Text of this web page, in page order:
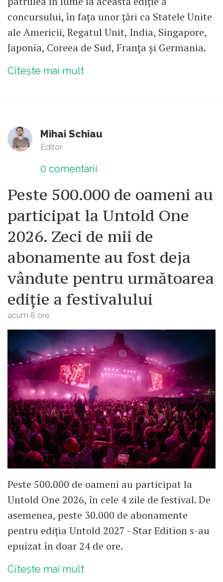
concursului, în fața unor țări ca Statele Unite
ale Americii, Regatul Unit, India, Singapore,
Japonia, Coreea de Sud, Franța și Germania.
Citește mai mult
Mihai Schiau
Editor
0 comentarii
Peste 500.000 de oameni au
participat la Untold One
2026. Zeci de mii de
abonamente au fost deja
vândute pentru următoarea
ediție a festivalului
acum 8 ore
Peste 500.000 de oameni au participat la
Untold One 2026, în cele 4 zile de festival. De
asemenea, peste 30.000 de abonamente
pentru ediția Untold 2027 - Star Edition s-au
epuizat în doar 24 de ore.
Citește mai mult